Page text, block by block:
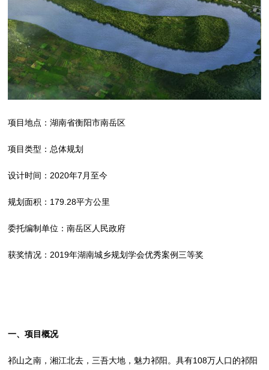
项目地点：湖南省衡阳市南岳区
项目类型：总体规划
设计时间：2020年7月至今
规划面积：179.28平方公里
委托编制单位：南岳区人民政府
获奖情况：2019年湖南城乡规划学会优秀案例三等奖
一、项目概况
祁山之南，湘江北去，三吾大地，魅力祁阳。具有108万人口的祁阳